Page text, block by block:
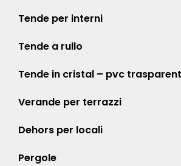
Tende per interni
Tende a rullo
Tende in cristal – pvc
Verande per terrazzi
Dehors per locali
Pergole